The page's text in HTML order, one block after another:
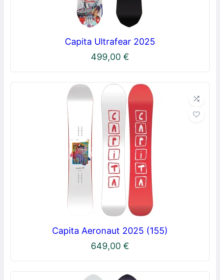
Capita Ultrafear 2025
499,00 €
Capita Aeronaut 2025 (155)
649,00 €